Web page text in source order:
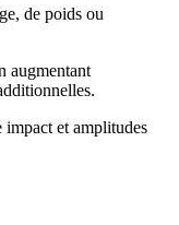
de poids ou
augmentant
impact et amplitudes